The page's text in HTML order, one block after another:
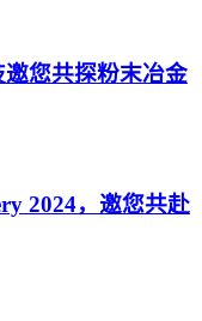
您共探粉末冶金
2024，邀您共赴